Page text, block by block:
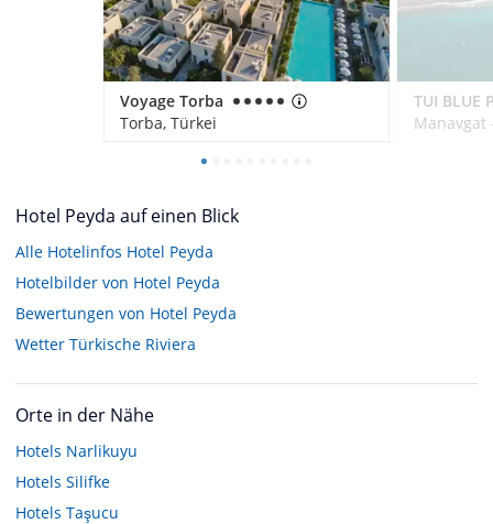
Voyage Torba
Torba, Türkei
Manavgat
Hotel Peyda auf einen Blick
Alle Hotelinfos Hotel Peyda
Hotelbilder von Hotel Peyda
Bewertungen von Hotel Peyda
Wetter Türkische Riviera
Orte in der Nähe
Hotels Narlikuyu
Hotels Silifke
Hotels Taşucu